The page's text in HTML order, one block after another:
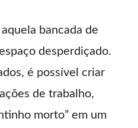
bancada de
desperdiçado.
é possível criar
de trabalho,
morto” em um